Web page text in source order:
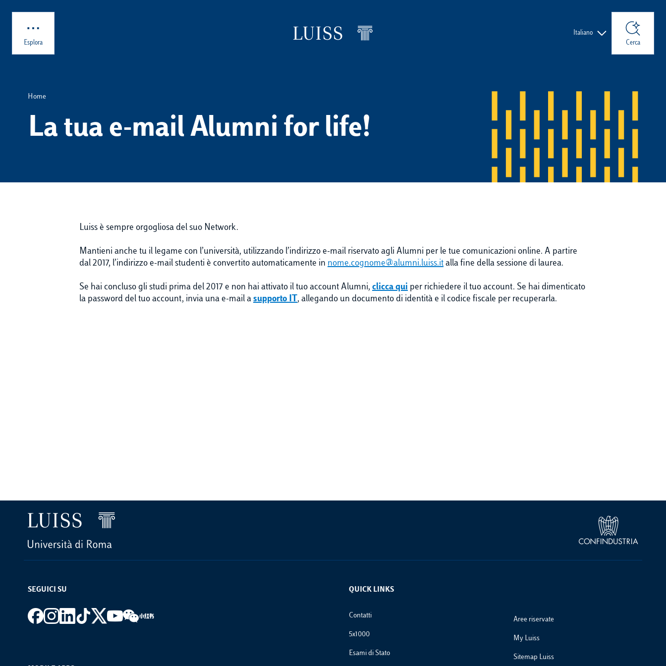
Esplora Cerca
Italiano
Home
La tua e-mail Alumni for life!
Luiss è sempre orgogliosa del suo Network.
Mantieni anche tu il legame con l’università, utilizzando l’indirizzo e-mail riservato agli Alumni per le tue comunicazioni online. A partire
dal 2017, l’indirizzo e-mail studenti è convertito automaticamente in nome.cognome@alumni.luiss.it alla fine della sessione di laurea.
Se hai concluso gli studi prima del 2017 e non hai attivato il tuo account Alumni, clicca qui per richiedere il tuo account. Se hai dimenticato
la password del tuo account, invia una e-mail a supporto IT , allegando un documento di identità e il codice fiscale per recuperarla.
SEGUICI SU
Footer social
QUICK LINKS
Footer Links
Contatti
5x1000
Esami di Stato
Aree riservate
My Luiss
Sitemap Luiss